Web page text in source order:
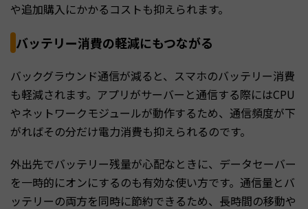
や追加購入にかかるコストも抑えられます。
バッテリー消費の軽減にもつながる
バックグラウンド通信が減ると、スマホのバッテリー消費
も軽減されます。アプリがサーバーと通信する際にはCPU
やネットワークモジュールが動作するため、通信頻度が下
がればその分だけ電力消費も抑えられるのです。
外出先でバッテリー残量が心配なときに、データセーバー
を一時的にオンにするのも有効な使い方です。通信量とバ
ッテリーの両方を同時に節約できるため、長時間の移動や